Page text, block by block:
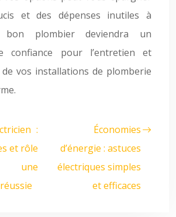
et des dépenses inutiles à
bon plombier deviendra un
confiance pour l’entretien et
de vos installations de plomberie
:
et rôle
Économies
d’énergie : astuces
électriques simples
et efficaces